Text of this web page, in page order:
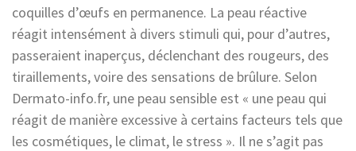
coquilles d’œufs en permanence. La peau réactive
réagit intensément à divers stimuli qui, pour d’autres,
passeraient inaperçus, déclenchant des rougeurs, des
tiraillements, voire des sensations de brûlure. Selon
Dermato-info.fr, une peau sensible est « une peau qui
réagit de manière excessive à certains facteurs tels que
les cosmétiques, le climat, le stress ». Il ne s’agit pas